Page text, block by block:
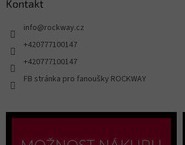
Kontakt
info@rockway.cz
+420777100147
+420777100147
FB stránka pro fanoušky ROCKWAY